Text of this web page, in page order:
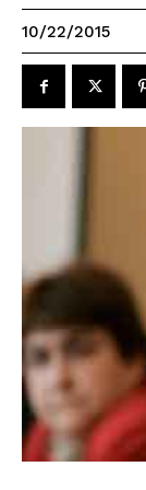
10/22/2015